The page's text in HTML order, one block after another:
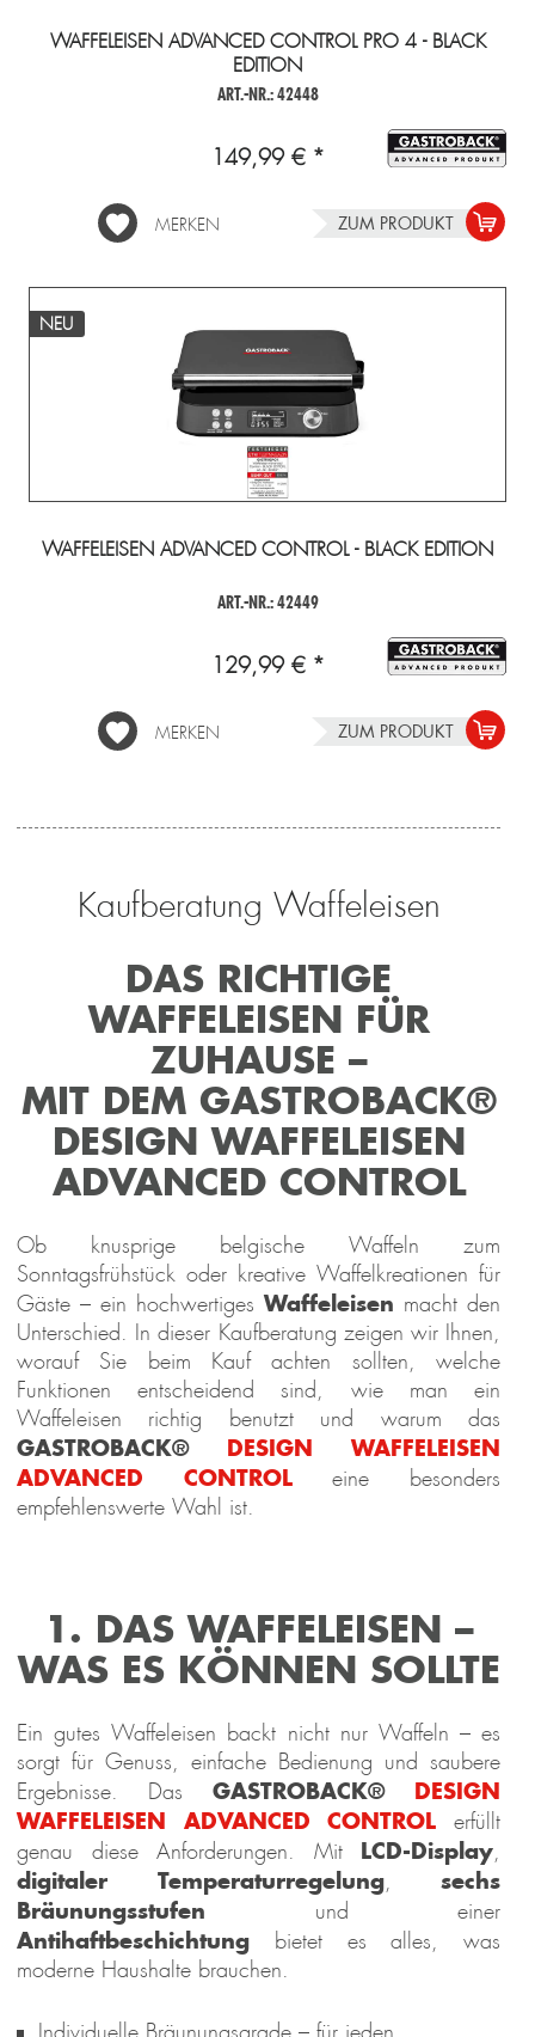
WAFFELEISEN ADVANCED CONTROL PRO 4 - BLACK
EDITION
ART.-NR.: 42448
149,99 € *
MERKEN ZUM PRODUKT
NEU
WAFFELEISEN ADVANCED CONTROL - BLACK EDITION
ART.-NR.: 42449
129,99 € *
MERKEN ZUM PRODUKT
Kaufberatung Waffeleisen
DAS RICHTIGE
WAFFELEISEN FÜR
ZUHAUSE –
MIT DEM GASTROBACK®
DESIGN WAFFELEISEN
ADVANCED CONTROL
Ob knusprige belgische Waffeln zum
Sonntagsfrühstück oder kreative Waffelkreationen für
Gäste – ein hochwertiges Waffeleisen macht den
Unterschied. In dieser Kaufberatung zeigen wir Ihnen,
worauf Sie beim Kauf achten sollten, welche
Funktionen entscheidend sind, wie man ein
Waffeleisen richtig benutzt und warum das
GASTROBACK® DESIGN WAFFELEISEN
ADVANCED CONTROLeine besonders
empfehlenswerte Wahl ist.
1. DAS WAFFELEISEN –
WAS ES KÖNNEN SOLLTE
Ein gutes Waffeleisen backt nicht nur Waffeln – es
sorgt für Genuss, einfache Bedienung und saubere
Ergebnisse. Das GASTROBACK® DESIGN
WAFFELEISEN ADVANCED CONTROL erfüllt
genau diese Anforderungen. Mit LCD-Display,
digitaler Temperaturregelung, sechs
Bräunungsstufen und einer
Antihaftbeschichtung bietet es alles, was
moderne Haushalte brauchen.